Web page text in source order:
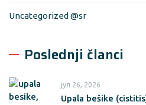
Uncategorized @sr
Poslednji članci
јул 26, 2026
Upala bešike